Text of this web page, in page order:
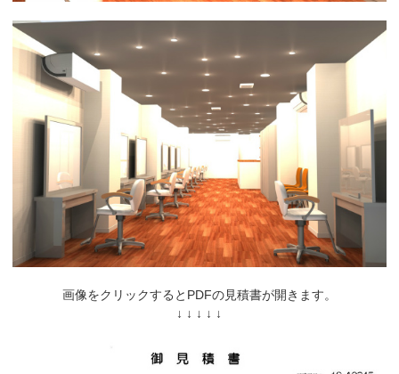
画像をクリックするとPDFの見積書が開きます。
↓ ↓ ↓ ↓ ↓